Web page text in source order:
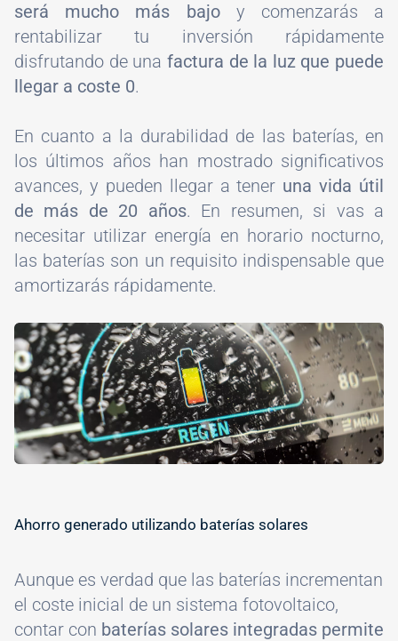
será mucho más bajoy comenzarás a
rentabilizar tu inversión rápidamente
disfrutando de una factura de la luz que puede
llegar a coste 0.
En cuanto a la durabilidad de las baterías, en
los últimos años han mostrado significativos
avances, y pueden llegar a tener una vida útil
de más de 20 años. En resumen, si vas a
necesitar utilizar energía en horario nocturno,
las baterías son un requisito indispensable que
amortizarás rápidamente.
Image
Ahorro generado utilizando baterías solares
Aunque es verdad que las baterías incrementan
el coste inicial de un sistema fotovoltaico,
contar con baterías solares integradas permite